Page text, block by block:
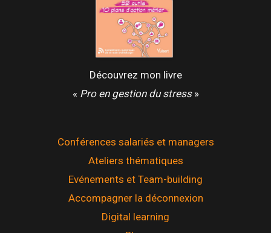
Découvrez mon livre
« Pro en gestion du stress»
Conférences salariés et managers
Ateliers thématiques
Evénements et Team-building
Accompagner la déconnexion
Digital learning